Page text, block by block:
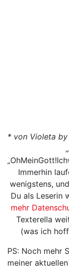
* von Violeta by
Immerhin
wenigstens,
Du als Leserin
mehr
Texterella
(was ich
PS: Noch mehr
meiner